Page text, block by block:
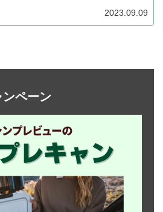
2023.09.09
ペーン